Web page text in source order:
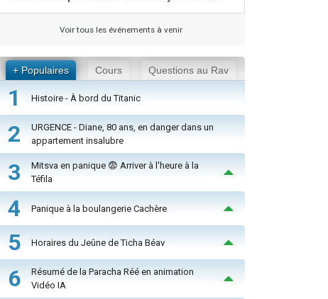
Voir tous les événements à venir
+ Populaires Cours Questions au Rav
1 Histoire - À bord du Titanic
2
URGENCE - Diane, 80 ans, en danger dans un
appartement insalubre
3
Mitsva en panique 😨 Arriver à l'heure à la
Téfila
4 Panique à la boulangerie Cachère
5 Horaires du Jeûne de Ticha Béav
6
Résumé de la Paracha Réé en animation
Vidéo IA